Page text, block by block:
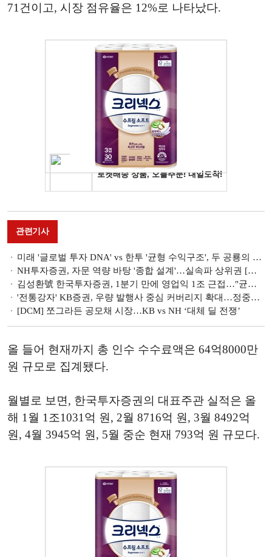
71건이고, 시장 점유율은 12%로 나타났다.
관련기사
미래 '글로벌 투자 DNA' vs 한투 '균형 수익구조', 두 공룡의 다른 전술 [금융사 2026 1분기 실적]
NH투자증권, 자문 역량 바탕 '종합 설계'…실속파 상위권 [빅10 증권사 DCM 지형도 (2)]
김성환號 한국투자증권, 1분기 만에 영업익 1조 근접…"균형 잡힌 수익구조 기반 성장" [금융사 2026 1분기 실적]
'전통강자' KB증권, 우량 발행사 중심 커버리지 확대…정중동 행보 [빅10 증권사 DCM 지형도 (1)]
[DCM] 쪼그라든 공모채 시장…KB vs NH ‘대체 딜 전쟁’
올 들어 현재까지 총 인수 수수료액은 64억8000만
원 규모로 집계됐다.
월별로 보면, 한국투자증권의 대표주관 실적은 올
해 1월 1조1031억 원, 2월 8716억 원, 3월 8492억
원, 4월 3945억 원, 5월 중순 현재 793억 원 규모다.